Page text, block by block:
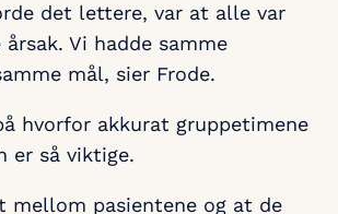
det lettere, var at alle var
årsak. Vi hadde samme
mål, sier Frode.
hvorfor akkurat gruppetimene
er så viktige.
mellom pasientene og at de